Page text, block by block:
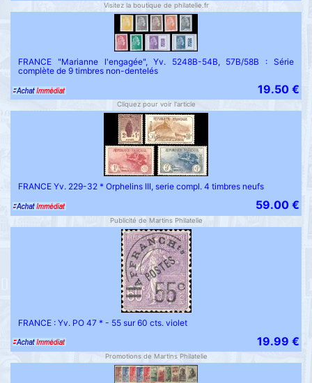
Visitez la boutique de philatelie.fr
FRANCE "Marianne l'engagée", Yv. 5248B-54B, 57B/58B : Série
complète de 9 timbres non-dentelés
19.50 €
Cliquez pour voir l'article
FRANCE Yv. 229-32 * Orphelins III, serie compl. 4 timbres neufs
59.00 €
Publicité de Martins Philatelie
FRANCE : Yv. PO 47 * - 55 sur 60 cts. violet
19.99 €
Promotions de Martins Philatelie